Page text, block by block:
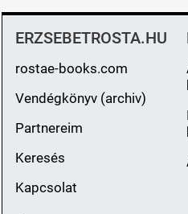
ERZSEBETROSTA.HU
rostae-books.com
Vendégkönyv (archiv)
Partnereim
Keresés
Kapcsolat